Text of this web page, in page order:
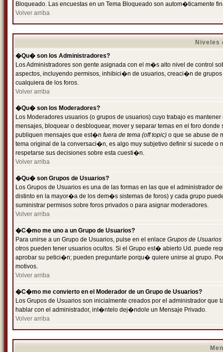
Bloqueado. Las encuestas en un Tema Bloqueado son autom�ticamente
Volver arriba
Niveles
�Qu� son los Administradores?
Los Administradores son gente asignada con el m�s alto nivel de control
aspectos, incluyendo permisos, inhibici�n de usuarios, creaci�n de
cualquiera de los foros.
Volver arriba
�Qu� son los Moderadores?
Los Moderadores usuarios (o grupos de usuarios) cuyo trabajo es
mensajes, bloquear o desbloquear, mover y separar temas en el foro
publiquen mensajes que est�n fuera de tema (off topic) o que se abuse de
tema original de la conversaci�n, es algo muy subjetivo definir si sucede
respetarse sus decisiones sobre esta cuesti�n.
Volver arriba
�Qu� son Grupos de Usuarios?
Los Grupos de Usuarios es una de las formas en las que el administrador
distinto en la mayor�a de los dem�s sistemas de foros) y cada grupo
suministrar permisos sobre foros privados o para asignar moderadores.
Volver arriba
�C�mo me uno a un Grupo de Usuarios?
Para unirse a un Grupo de Usuarios, pulse en el enlace Grupos de Usuarios
otros pueden tener usuarios ocultos. Si el Grupo est� abierto Ud. puede
aprobar su petici�n; pueden preguntarle porqu� quiere unirse al grupo.
motivos.
Volver arriba
�C�mo me convierto en el Moderador de un Grupo de Usuarios?
Los Grupos de Usuarios son inicialmente creados por el administrador
hablar con el administrador, int�ntelo dej�ndole un Mensaje Privado.
Volver arriba